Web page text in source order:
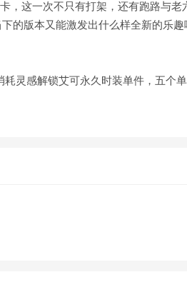
，这一次不只有打架，还有跑路与老
的版本又能激发出什么样全新的乐
耗灵感解锁艾可永久时装单件，五